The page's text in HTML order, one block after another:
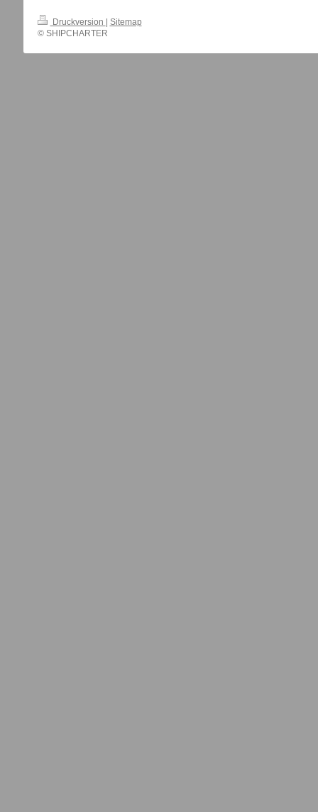
Druckversion
Sitemap
© SHIPCHARTER